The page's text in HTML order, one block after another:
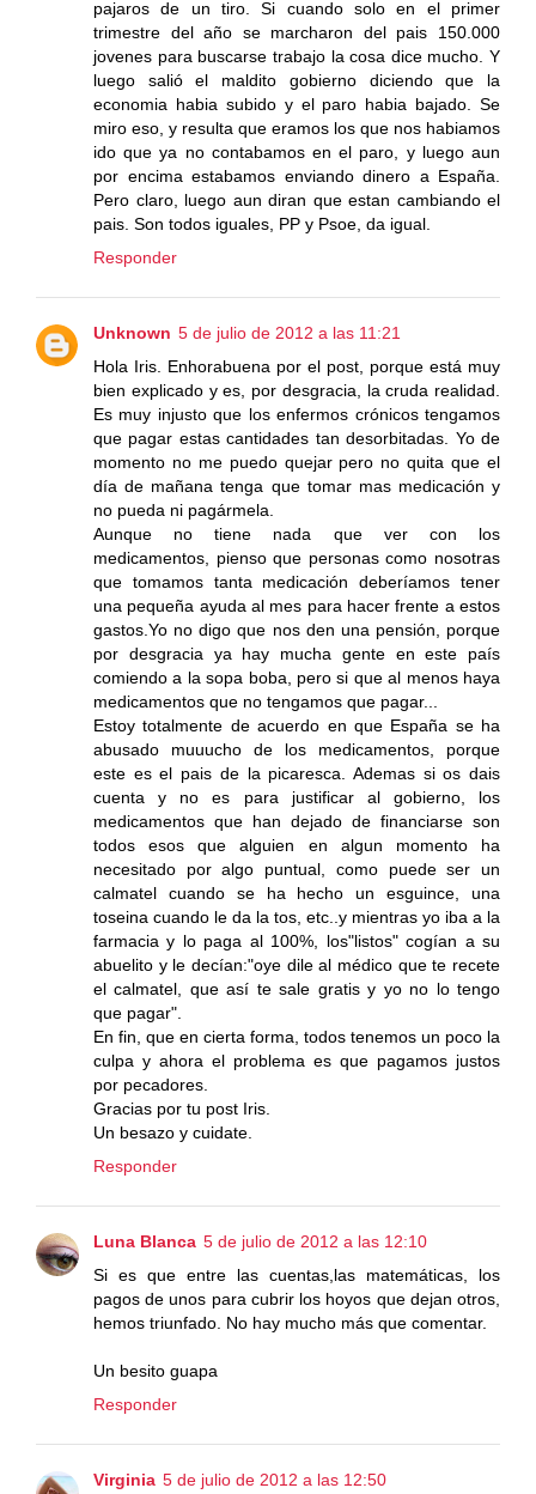
pajaros de un tiro. Si cuando solo en el primer
trimestre del año se marcharon del pais 150.000
jovenes para buscarse trabajo la cosa dice mucho. Y
luego salió el maldito gobierno diciendo que la
economia habia subido y el paro habia bajado. Se
miro eso, y resulta que eramos los que nos habiamos
ido que ya no contabamos en el paro, y luego aun
por encima estabamos enviando dinero a España.
Pero claro, luego aun diran que estan cambiando el
pais. Son todos iguales, PP y Psoe, da igual.
Responder
Unknown 5 de julio de 2012 a las 11:21
Hola Iris. Enhorabuena por el post, porque está muy
bien explicado y es, por desgracia, la cruda realidad.
Es muy injusto que los enfermos crónicos tengamos
que pagar estas cantidades tan desorbitadas. Yo de
momento no me puedo quejar pero no quita que el
día de mañana tenga que tomar mas medicación y
no pueda ni pagármela.
Aunque no tiene nada que ver con los
medicamentos, pienso que personas como nosotras
que tomamos tanta medicación deberíamos tener
una pequeña ayuda al mes para hacer frente a estos
gastos.Yo no digo que nos den una pensión, porque
por desgracia ya hay mucha gente en este país
comiendo a la sopa boba, pero si que al menos haya
medicamentos que no tengamos que pagar...
Estoy totalmente de acuerdo en que España se ha
abusado muuucho de los medicamentos, porque
este es el pais de la picaresca. Ademas si os dais
cuenta y no es para justificar al gobierno, los
medicamentos que han dejado de financiarse son
todos esos que alguien en algun momento ha
necesitado por algo puntual, como puede ser un
calmatel cuando se ha hecho un esguince, una
toseina cuando le da la tos, etc..y mientras yo iba a la
farmacia y lo paga al 100%, los"listos" cogían a su
abuelito y le decían:"oye dile al médico que te recete
el calmatel, que así te sale gratis y yo no lo tengo
que pagar".
En fin, que en cierta forma, todos tenemos un poco la
culpa y ahora el problema es que pagamos justos
por pecadores.
Gracias por tu post Iris.
Un besazo y cuidate.
Responder
Luna Blanca 5 de julio de 2012 a las 12:10
Si es que entre las cuentas,las matemáticas, los
pagos de unos para cubrir los hoyos que dejan otros,
hemos triunfado. No hay mucho más que comentar.
Un besito guapa
Responder
Virginia 5 de julio de 2012 a las 12:50